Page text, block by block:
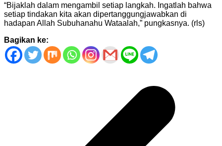
“Bijaklah dalam mengambil setiap langkah. Ingatlah bahwa
setiap tindakan kita akan dipertanggungjawabkan di
hadapan Allah Subuhanahu Wataalah,” pungkasnya. (rls)
Bagikan ke: